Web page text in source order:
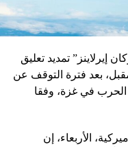
إيرلاينز” تمديد تعليق
بعد فترة التوقف عن
الحرب في غزة، وفقا
الأربعاء، إن